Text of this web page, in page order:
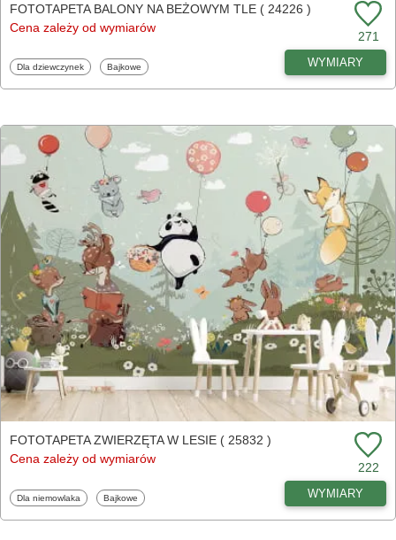
FOTOTAPETA BALONY NA BEŻOWYM TLE ( 24226 )
Cena zależy od wymiarów
271
Fototapety
Dla dziewczynek Fototapety
Bajkowe WYMIARY
FOTOTAPETA ZWIERZĘTA W LESIE ( 25832 )
Cena zależy od wymiarów
222
Fototapety
Dla niemowlaka Fototapety
Bajkowe WYMIARY